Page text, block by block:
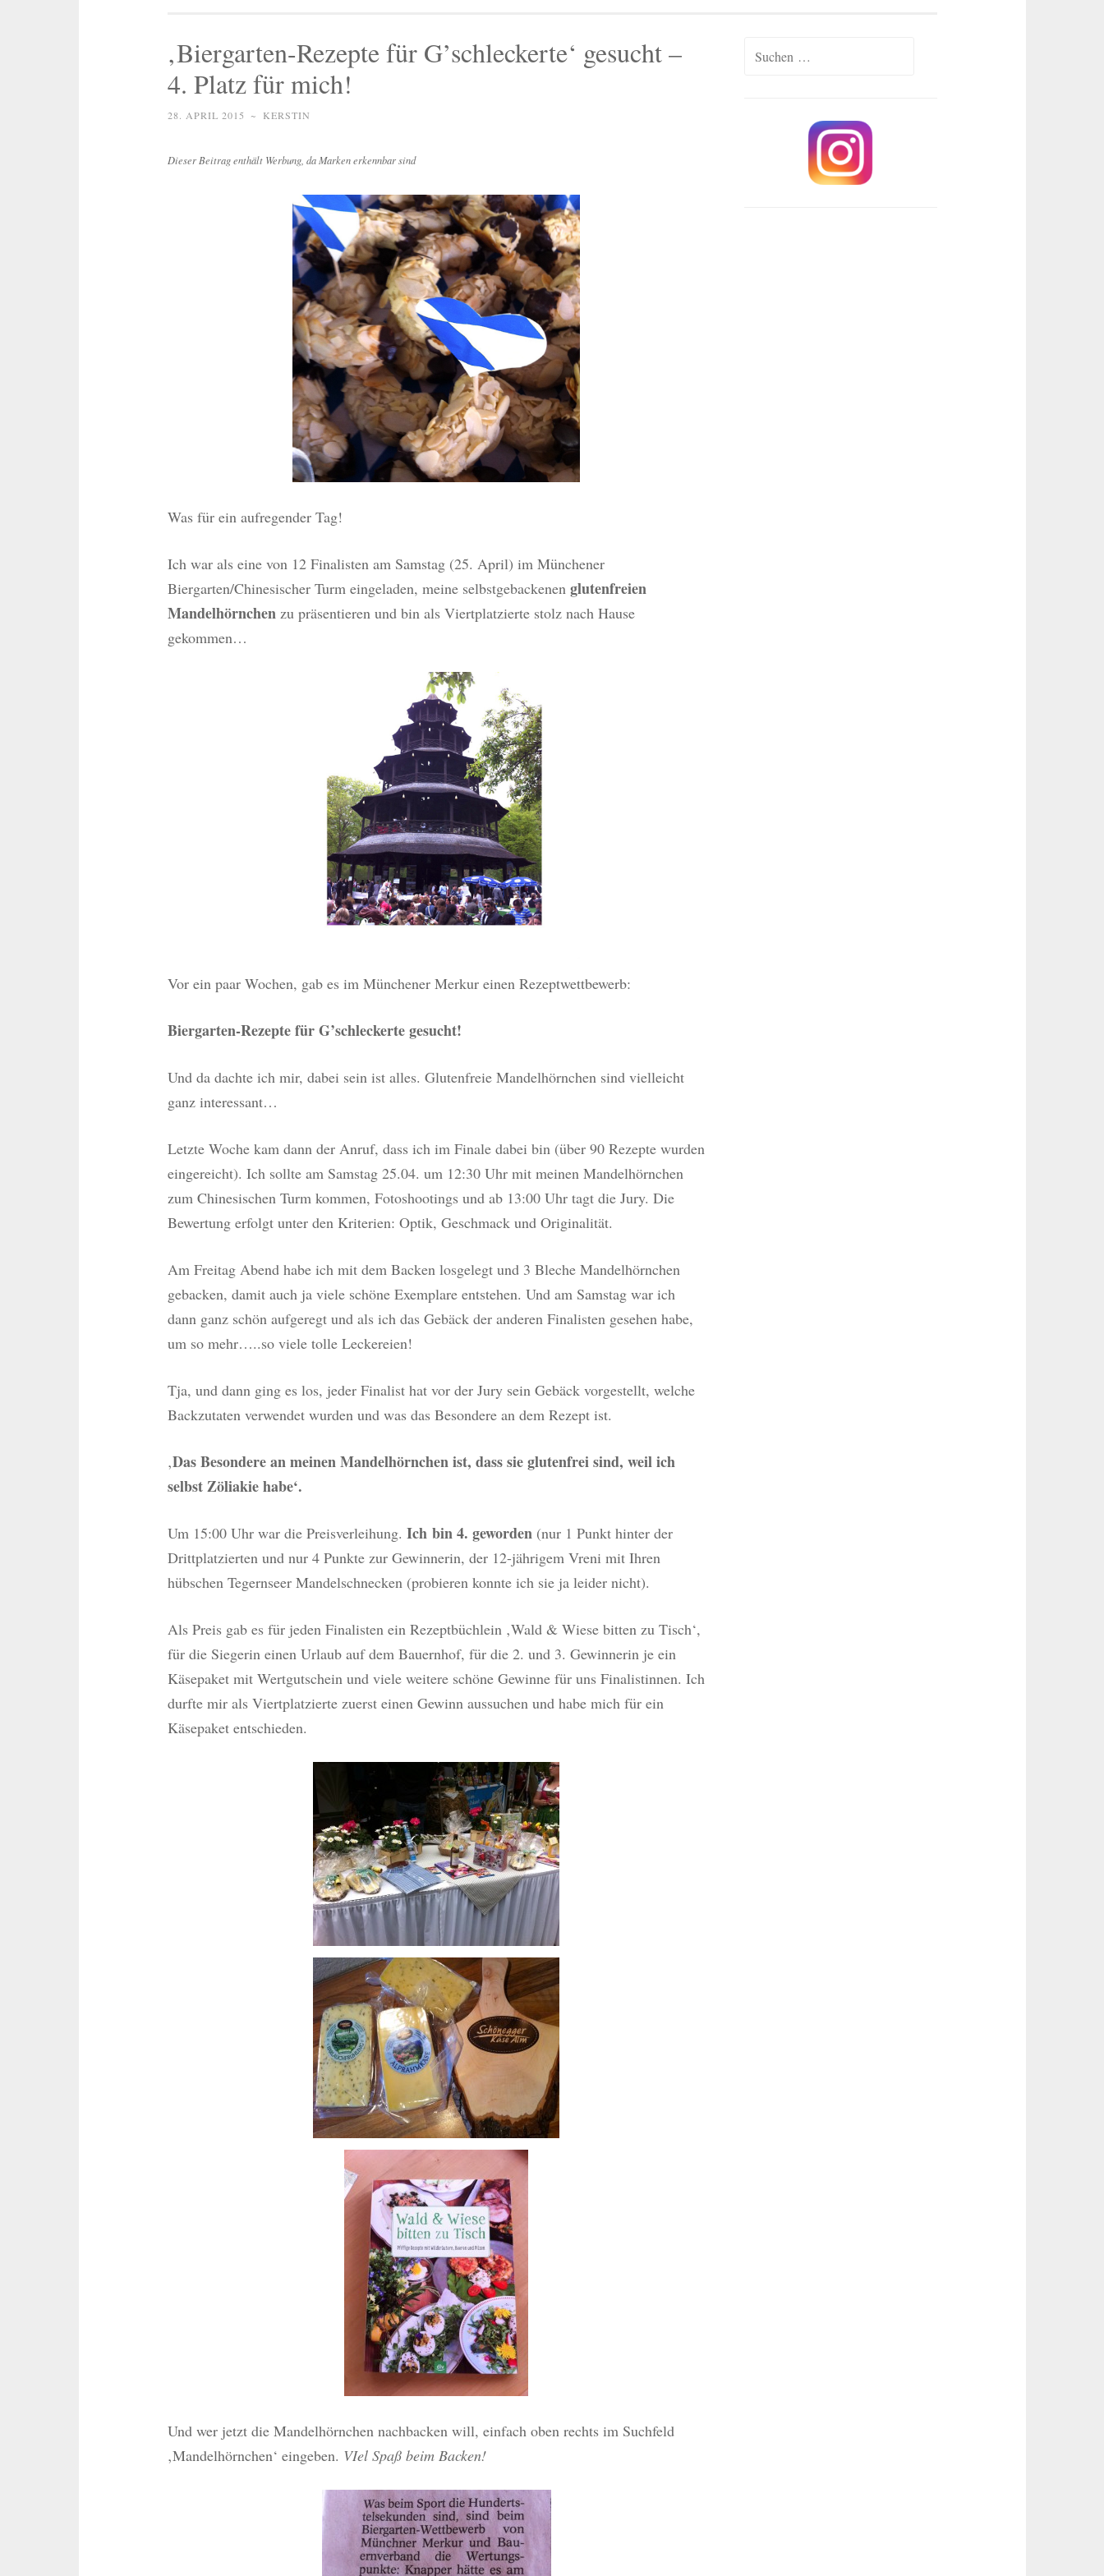
‚Biergarten-Rezepte für G’schleckerte‘ gesucht –
4. Platz für mich!
28. APRIL 2015 ~ KERSTIN
Dieser Beitrag enthält Werbung, da Marken erkennbar sind
Was für ein aufregender Tag!
Ich war als eine von 12 Finalisten am Samstag (25. April) im Münchener
Biergarten/Chinesischer Turm eingeladen, meine selbstgebackenen glutenfreien
Mandelhörnchenzu präsentieren und bin als Viertplatzierte stolz nach Hause
gekommen…
Vor ein paar Wochen, gab es im Münchener Merkur einen Rezeptwettbewerb:
Biergarten-Rezepte für G’schleckerte gesucht!
Und da dachte ich mir, dabei sein ist alles. Glutenfreie Mandelhörnchen sind vielleicht
ganz interessant…
Letzte Woche kam dann der Anruf, dass ich im Finale dabei bin (über 90 Rezepte wurden
eingereicht). Ich sollte am Samstag 25.04. um 12:30 Uhr mit meinen Mandelhörnchen
zum Chinesischen Turm kommen, Fotoshootings und ab 13:00 Uhr tagt die Jury. Die
Bewertung erfolgt unter den Kriterien: Optik, Geschmack und Originalität.
Am Freitag Abend habe ich mit dem Backen losgelegt und 3 Bleche Mandelhörnchen
gebacken, damit auch ja viele schöne Exemplare entstehen. Und am Samstag war ich
dann ganz schön aufgeregt und als ich das Gebäck der anderen Finalisten gesehen habe,
um so mehr…..so viele tolle Leckereien!
Tja, und dann ging es los, jeder Finalist hat vor der Jury sein Gebäck vorgestellt, welche
Backzutaten verwendet wurden und was das Besondere an dem Rezept ist.
‚Das Besondere an meinen Mandelhörnchen ist, dass sie glutenfrei sind, weil ich
selbst Zöliakie habe‘.
Um 15:00 Uhr war die Preisverleihung. Ich bin 4. geworden(nur 1 Punkt hinter der
Drittplatzierten und nur 4 Punkte zur Gewinnerin, der 12-jährigem Vreni mit Ihren
hübschen Tegernseer Mandelschnecken (probieren konnte ich sie ja leider nicht).
Als Preis gab es für jeden Finalisten ein Rezeptbüchlein ‚Wald & Wiese bitten zu Tisch‘,
für die Siegerin einen Urlaub auf dem Bauernhof, für die 2. und 3. Gewinnerin je ein
Käsepaket mit Wertgutschein und viele weitere schöne Gewinne für uns Finalistinnen. Ich
durfte mir als Viertplatzierte zuerst einen Gewinn aussuchen und habe mich für ein
Käsepaket entschieden.
Und wer jetzt die Mandelhörnchen nachbacken will, einfach oben rechts im Suchfeld
‚Mandelhörnchen‘ eingeben. VIel Spaß beim Backen!
Suchen